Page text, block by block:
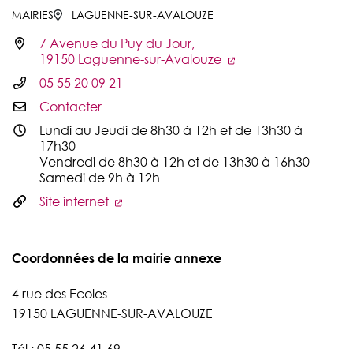
MAIRIES LAGUENNE-SUR-AVALOUZE
Infos utiles
7 Avenue du Puy du Jour,
19150 Laguenne-sur-Avalouze
05 55 20 09 21
Contacter
Lundi au Jeudi de 8h30 à 12h et de 13h30 à
17h30
Vendredi de 8h30 à 12h et de 13h30 à 16h30
Samedi de 9h à 12h
Site internet
Coordonnées de la mairie annexe
4 rue des Ecoles
19150 LAGUENNE-SUR-AVALOUZE